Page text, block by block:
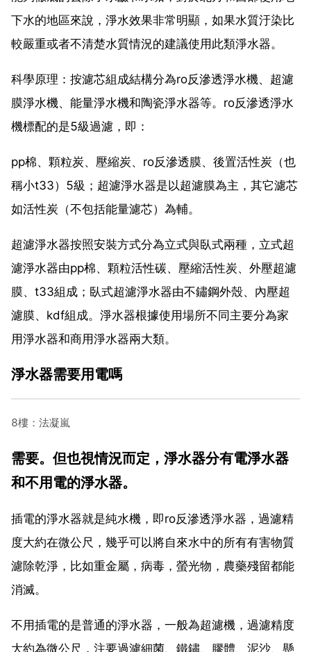
下水的地區來說，淨水效果非常明顯，如果水質汙染比
較嚴重或者不清楚水質情況的建議使用此類淨水器。
科學原理：按濾芯組成結構分為ro反滲透淨水機、超濾
膜淨水機、能量淨水機和陶瓷淨水器等。ro反滲透淨水
機標配的是5級過濾，即：
pp棉、顆粒炭、壓縮炭、ro反滲透膜、後置活性炭（也
稱小t33）5級；超濾淨水器是以超濾膜為主，其它濾芯
如活性炭（不包括能量濾芯）為輔。
超濾淨水器按照安裝方式分為立式與臥式兩種，立式超
濾淨水器由pp棉、顆粒活性碳、壓縮活性炭、外壓超濾
膜、t33組成；臥式超濾淨水器由不鏽鋼外殼、內壓超
濾膜、kdf組成。淨水器根據使用場所不同主要分為家
用淨水器和商用淨水器兩大類。
淨水器需要用電嗎
8樓：法凝嵐
需要。但也視情況而定，淨水器分有電淨水器
和不用電的淨水器。
插電的淨水器就是純水機，即ro反滲透淨水器，過濾精
度大約在微公尺，幾乎可以將自來水中的所有有害物質
濾除乾淨，比如重金屬，病毒，螢光物，農藥殘留都能
消滅。
不用插電的是普通的淨水器，一般為超濾機，過濾精度
大約為微公尺，注要過濾細菌、鐵鏽、膠體、泥沙、懸